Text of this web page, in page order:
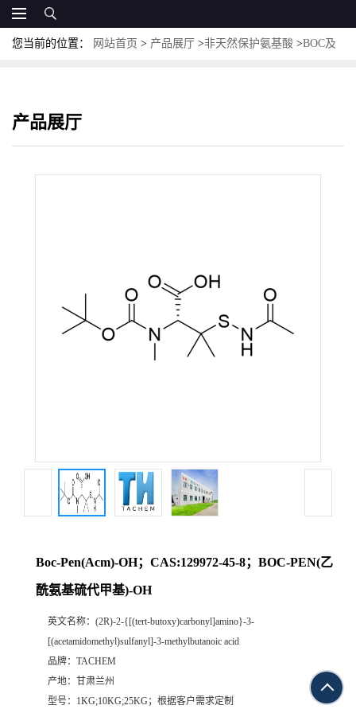
您当前的位置： 网站首页 > 产品展厅 >非天然保护氨基酸 >BOC及
产品展厅
Boc-Pen(Acm)-OH；CAS:129972-45-8；BOC-PEN(乙
酰氨基硫代甲基)-OH
英文名称： (2R)-2-{[(tert-butoxy)carbonyl]amino}-3-
[(acetamidomethyl)sulfanyl]-3-methylbutanoic acid
品牌： TACHEM
产地： 甘肃兰州
型号： 1KG;10KG;25KG；根据客户需求定制